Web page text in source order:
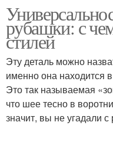
рубашки: с
стилей
Эту деталь можно
именно она находится
Это так называемая
что шее тесно в
значит, вы не угадали